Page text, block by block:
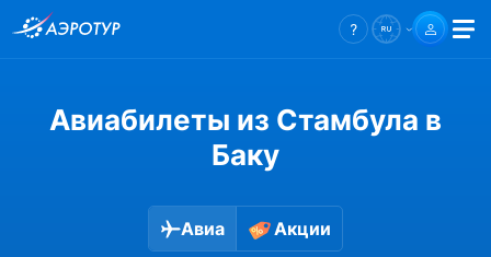
Авиабилеты из Стамбула в
Баку
Авиа Акции